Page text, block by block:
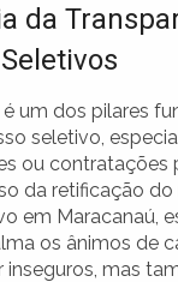
da
um dos pilares
seletivo,
ou contratações
da retificação
em Maracanaú,
os ânimos de
inseguros, mas